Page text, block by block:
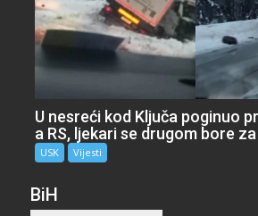
U nesreći kod Ključa poginuo
a RS, ljekari se drugom bore
USK Vijesti
BiH